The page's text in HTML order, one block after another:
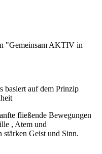
"Gemeinsam AKTIV in
basiert auf dem Prinzip
fließende Bewegungen
, Atem und
stärken Geist und Sinn.